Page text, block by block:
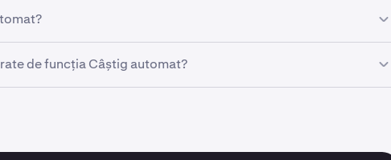
de funcția Câștig automat?